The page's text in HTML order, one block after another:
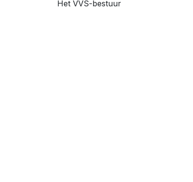
Het VVS-bestuur